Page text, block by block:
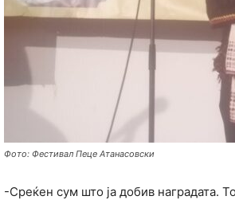
Фото: Фестивал Пеце Атанасовски
-Среќен сум што ја добив наградата.